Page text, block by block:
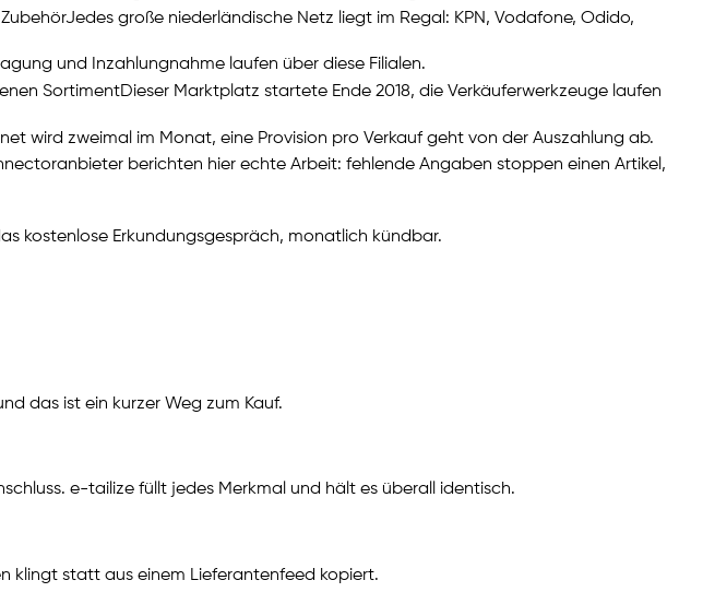
Jedes große niederländische Netz liegt im Regal: KPN, Vodafone, Odido,
und Inzahlungnahme laufen über diese Filialen.
SortimentDieser Marktplatz startete Ende 2018, die Verkäuferwerkzeuge laufen
wird zweimal im Monat, eine Provision pro Verkauf geht von der Auszahlung ab.
berichten hier echte Arbeit: fehlende Angaben stoppen einen Artikel,
kostenlose Erkundungsgespräch, monatlich kündbar.
das ist ein kurzer Weg zum Kauf.
e-tailize füllt jedes Merkmal und hält es überall identisch.
klingt statt aus einem Lieferantenfeed kopiert.